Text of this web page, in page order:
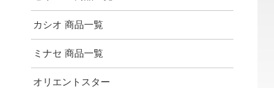
カシオ 商品一覧
ミナセ 商品一覧
オリエントスター